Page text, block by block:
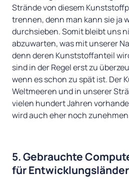
Strände von diesem
trennen, denn man kann sie ja
durchsieben. Somit bleibt uns
abzuwarten, was mit unserer
denn deren Kunststoffanteil
sind in der Regel erst zu
wenn es schon zu spät ist. Der
Weltmeeren und in unserer
vielen hundert Jahren
wird auch eher noch
5. Gebrauchte
für Entwicklungsländer